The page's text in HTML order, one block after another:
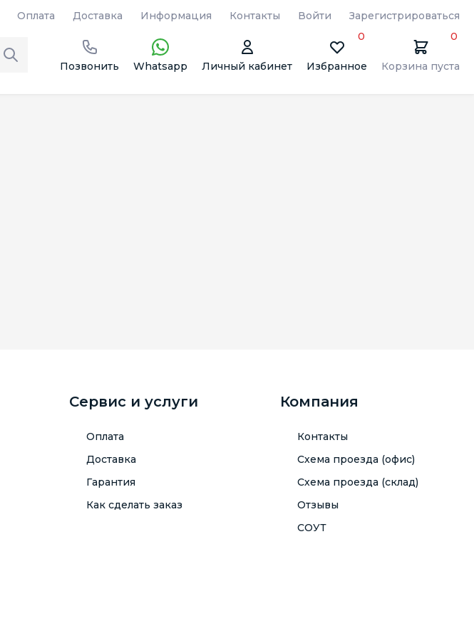
Оплата Доставка Информация Контакты Войти Зарегистрироваться
Позвонить Whatsapp Личный кабинет Избранное
0
Корзина пуста
0
Сервис и услуги
Оплата
Доставка
Гарантия
Как сделать заказ
Компания
Контакты
Схема проезда (офис)
Схема проезда (склад)
Отзывы
СОУТ